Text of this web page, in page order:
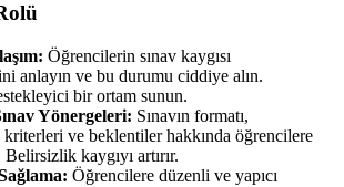
Öğrencilerin sınav kaygısı
anlayın ve bu durumu ciddiye alın.
bir ortam sunun.
Yönergeleri: Sınavın formatı,
ve beklentiler hakkında öğrencilere
kaygıyı artırır.
Öğrencilere düzenli ve yapıcı